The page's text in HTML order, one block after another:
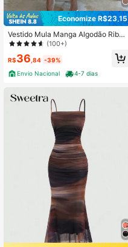
Economize R$23,15
Vestido Mula Manga Algodão Riban
a Algodão
(100+)
R$36 ,84 -39%
Envio Nacional
4-7 dias